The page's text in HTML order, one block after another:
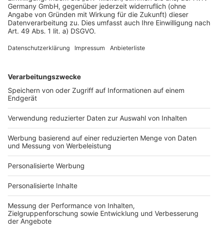
Datenschutz
Impressum
Services
Bauprojekt-Quiz
Häuser-Suche
Hausanbieter-Suche
Bauprojekt-Profil
Für Unternehmen
Ihre Baufirma auf bauen.de
Kostenloses Infogespräch